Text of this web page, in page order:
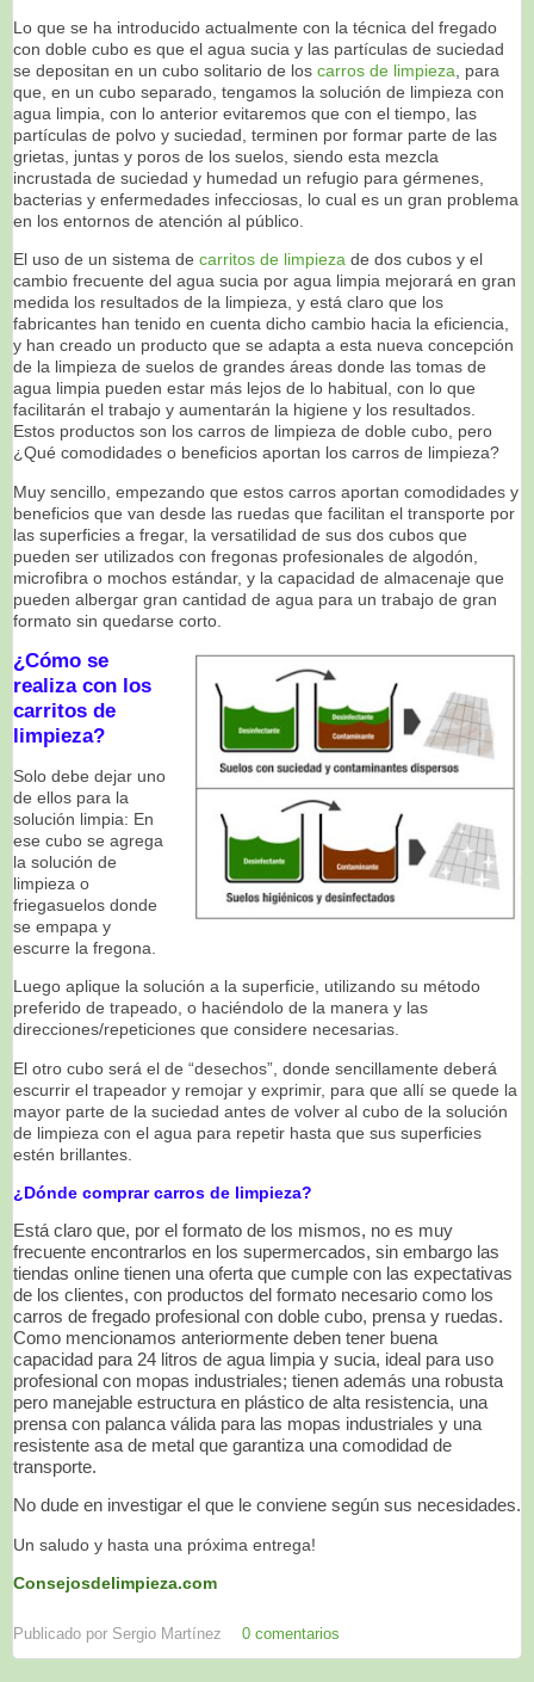
Lo que se ha introducido actualmente con la técnica del fregado
con doble cubo es que el agua sucia y las partículas de suciedad
se depositan en un cubo solitario de los carros de limpieza , para
que, en un cubo separado, tengamos la solución de limpieza con
agua limpia, con lo anterior evitaremos que con el tiempo, las
partículas de polvo y suciedad, terminen por formar parte de las
grietas, juntas y poros de los suelos, siendo esta mezcla
incrustada de suciedad y humedad un refugio para gérmenes,
bacterias y enfermedades infecciosas, lo cual es un gran problema
en los entornos de atención al público.
El uso de un sistema de carritos de limpieza de dos cubos y el
cambio frecuente del agua sucia por agua limpia mejorará en gran
medida los resultados de la limpieza, y está claro que los
fabricantes han tenido en cuenta dicho cambio hacia la eficiencia,
y han creado un producto que se adapta a esta nueva concepción
de la limpieza de suelos de grandes áreas donde las tomas de
agua limpia pueden estar más lejos de lo habitual, con lo que
facilitarán el trabajo y aumentarán la higiene y los resultados.
Estos productos son los carros de limpieza de doble cubo, pero
¿Qué comodidades o beneficios aportan los carros de limpieza?
Muy sencillo, empezando que estos carros aportan comodidades y
beneficios que van desde las ruedas que facilitan el transporte por
las superficies a fregar, la versatilidad de sus dos cubos que
pueden ser utilizados con fregonas profesionales de algodón,
microfibra o mochos estándar, y la capacidad de almacenaje que
pueden albergar gran cantidad de agua para un trabajo de gran
formato sin quedarse corto.
¿Cómo se
realiza con los
carritos de
limpieza?
Solo debe dejar uno
de ellos para la
solución limpia: En
ese cubo se agrega
la solución de
limpieza o
friegasuelos donde
se empapa y
escurre la fregona.
Luego aplique la solución a la superficie, utilizando su método
preferido de trapeado, o haciéndolo de la manera y las
direcciones/repeticiones que considere necesarias.
El otro cubo será el de “desechos”, donde sencillamente deberá
escurrir el trapeador y remojar y exprimir, para que allí se quede la
mayor parte de la suciedad antes de volver al cubo de la solución
de limpieza con el agua para repetir hasta que sus superficies
estén brillantes.
¿Dónde comprar carros de limpieza?
Está claro que, por el formato de los mismos, no es muy
frecuente encontrarlos en los supermercados, sin embargo las
tiendas online tienen una oferta que cumple con las expectativas
de los clientes, con productos del formato necesario como los
carros de fregado profesional con doble cubo, prensa y ruedas.
Como mencionamos anteriormente deben tener buena
capacidad para 24 litros de agua limpia y sucia, ideal para uso
profesional con mopas industriales; tienen además una robusta
pero manejable estructura en plástico de alta resistencia, una
prensa con palanca válida para las mopas industriales y una
resistente asa de metal que garantiza una comodidad de
transporte.
No dude en investigar el que le conviene según sus necesidades.
Un saludo y hasta una próxima entrega!
Consejosdelimpieza.com
Publicado por Sergio Martínez 0 comentarios